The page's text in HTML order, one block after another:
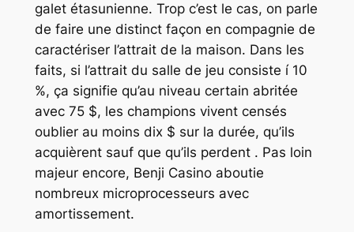
galet étasunienne. Trop c’est le cas, on parle
de faire une distinct façon en compagnie de
caractériser l’attrait de la maison. Dans les
faits, si l’attrait du salle de jeu consiste í 10
%, ça signifie qu’au niveau certain abritée
avec 75 $, les champions vivent censés
oublier au moins dix $ sur la durée, qu’ils
acquièrent sauf que qu’ils perdent . Pas loin
majeur encore, Benji Casino aboutie
nombreux microprocesseurs avec
amortissement.